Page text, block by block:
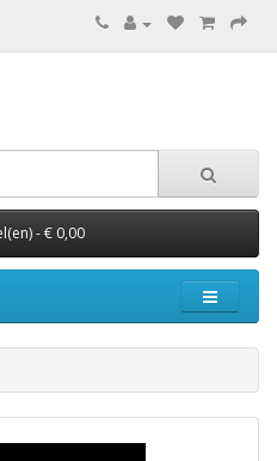
- € 0,00